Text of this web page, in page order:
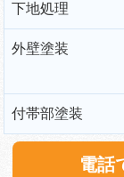
下地処理
外壁塗装
付帯部塗装
電話